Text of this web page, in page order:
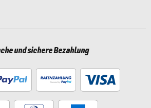
und sichere Bezahlung